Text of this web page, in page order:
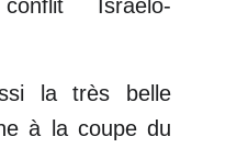
Israélo-
la très belle
à la coupe du